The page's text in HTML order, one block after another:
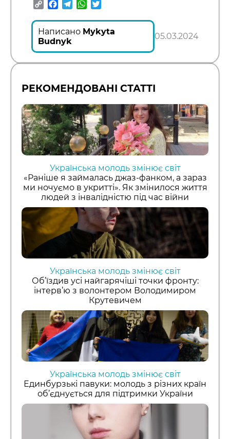
CopyFacebook
TelegramWhatsApp
Написано Mykyta
Budnyk
05.03.2024
РЕКОМЕНДОВАНІ СТАТТІ
Українська молодь змінює світ
«Раніше я займалась джаз-фанком, а зараз
ми ночуємо в укритті». Як змінилося життя
людей з інвалідністю під час війни
Українська молодь змінює світ
Об’їздив усі найгарячіші точки фронту:
інтерв’ю з волонтером Володимиром
Крутевичем
Українська молодь змінює світ
Единбурзькі павуки: молодь з різних країн
об’єднується для підтримки України